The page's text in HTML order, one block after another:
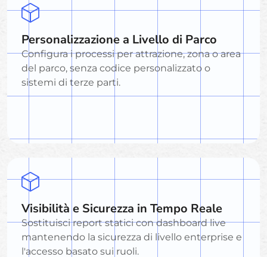
Personalizzazione a Livello di Parco
Configura i processi per attrazione, zona o area
del parco, senza codice personalizzato o
sistemi di terze parti.
Visibilità e Sicurezza in Tempo Reale
Sostituisci report statici con dashboard live
mantenendo la sicurezza di livello enterprise e
l'accesso basato sui ruoli.